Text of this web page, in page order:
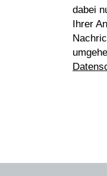
dabei
Ihrer